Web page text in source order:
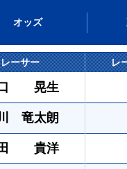
オッズ
ーサー レ
晃生
竜太朗
貴洋